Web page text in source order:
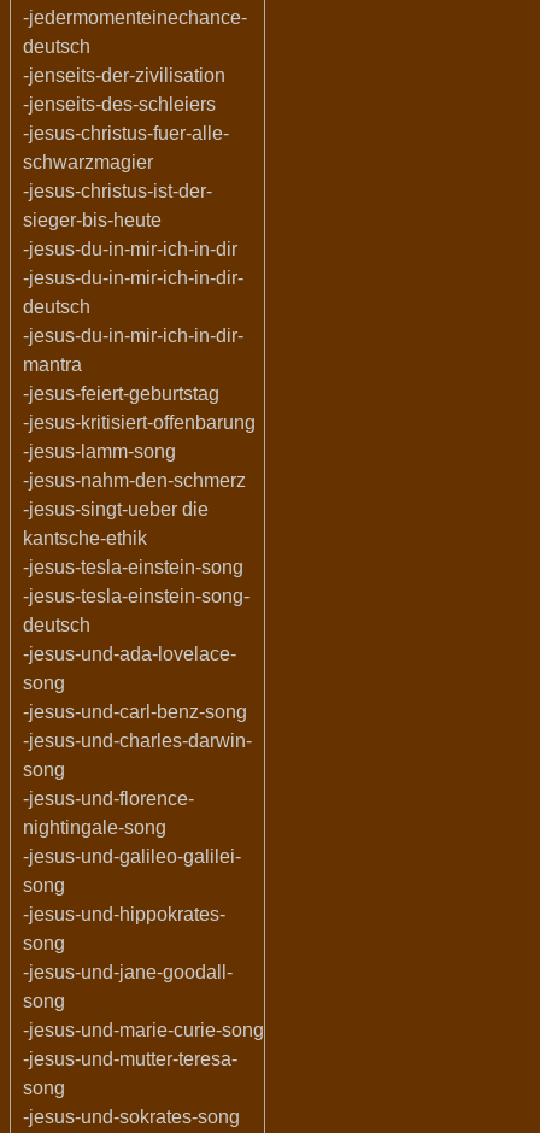
-jedermomenteinechance-
deutsch
-jenseits-der-zivilisation
-jenseits-des-schleiers
-jesus-christus-fuer-alle-
schwarzmagier
-jesus-christus-ist-der-
sieger-bis-heute
-jesus-du-in-mir-ich-in-dir
-jesus-du-in-mir-ich-in-dir-
deutsch
-jesus-du-in-mir-ich-in-dir-
mantra
-jesus-feiert-geburtstag
-jesus-kritisiert-offenbarung
-jesus-lamm-song
-jesus-nahm-den-schmerz
-jesus-singt-ueber die
kantsche-ethik
-jesus-tesla-einstein-song
-jesus-tesla-einstein-song-
deutsch
-jesus-und-ada-lovelace-
song
-jesus-und-carl-benz-song
-jesus-und-charles-darwin-
song
-jesus-und-florence-
nightingale-song
-jesus-und-galileo-galilei-
song
-jesus-und-hippokrates-
song
-jesus-und-jane-goodall-
song
-jesus-und-marie-curie-song
-jesus-und-mutter-teresa-
song
-jesus-und-sokrates-song